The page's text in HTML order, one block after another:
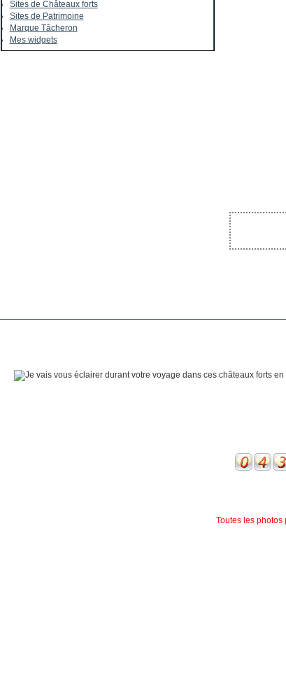
Sites de Châteaux forts
Sites de Patrimoine
Marque Tâcheron
Mes widgets
Toutes les photos